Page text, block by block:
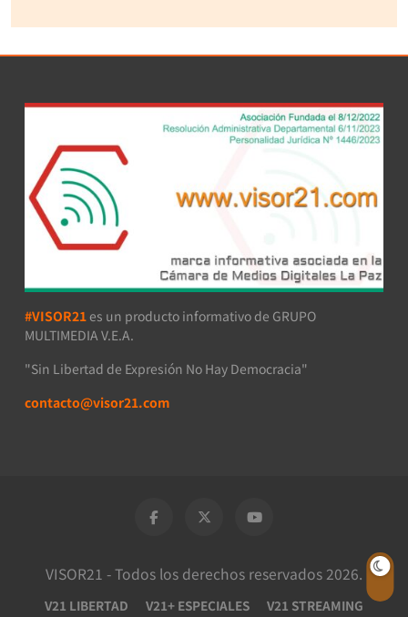
#VISOR21 es un producto informativo de GRUPO
MULTIMEDIA V.E.A.
"Sin Libertad de Expresión No Hay Democracia"
contacto@visor21.com
VISOR21 - Todos los derechos reservados 2026.
V21 LIBERTAD V21+ ESPECIALES V21 STREAMING